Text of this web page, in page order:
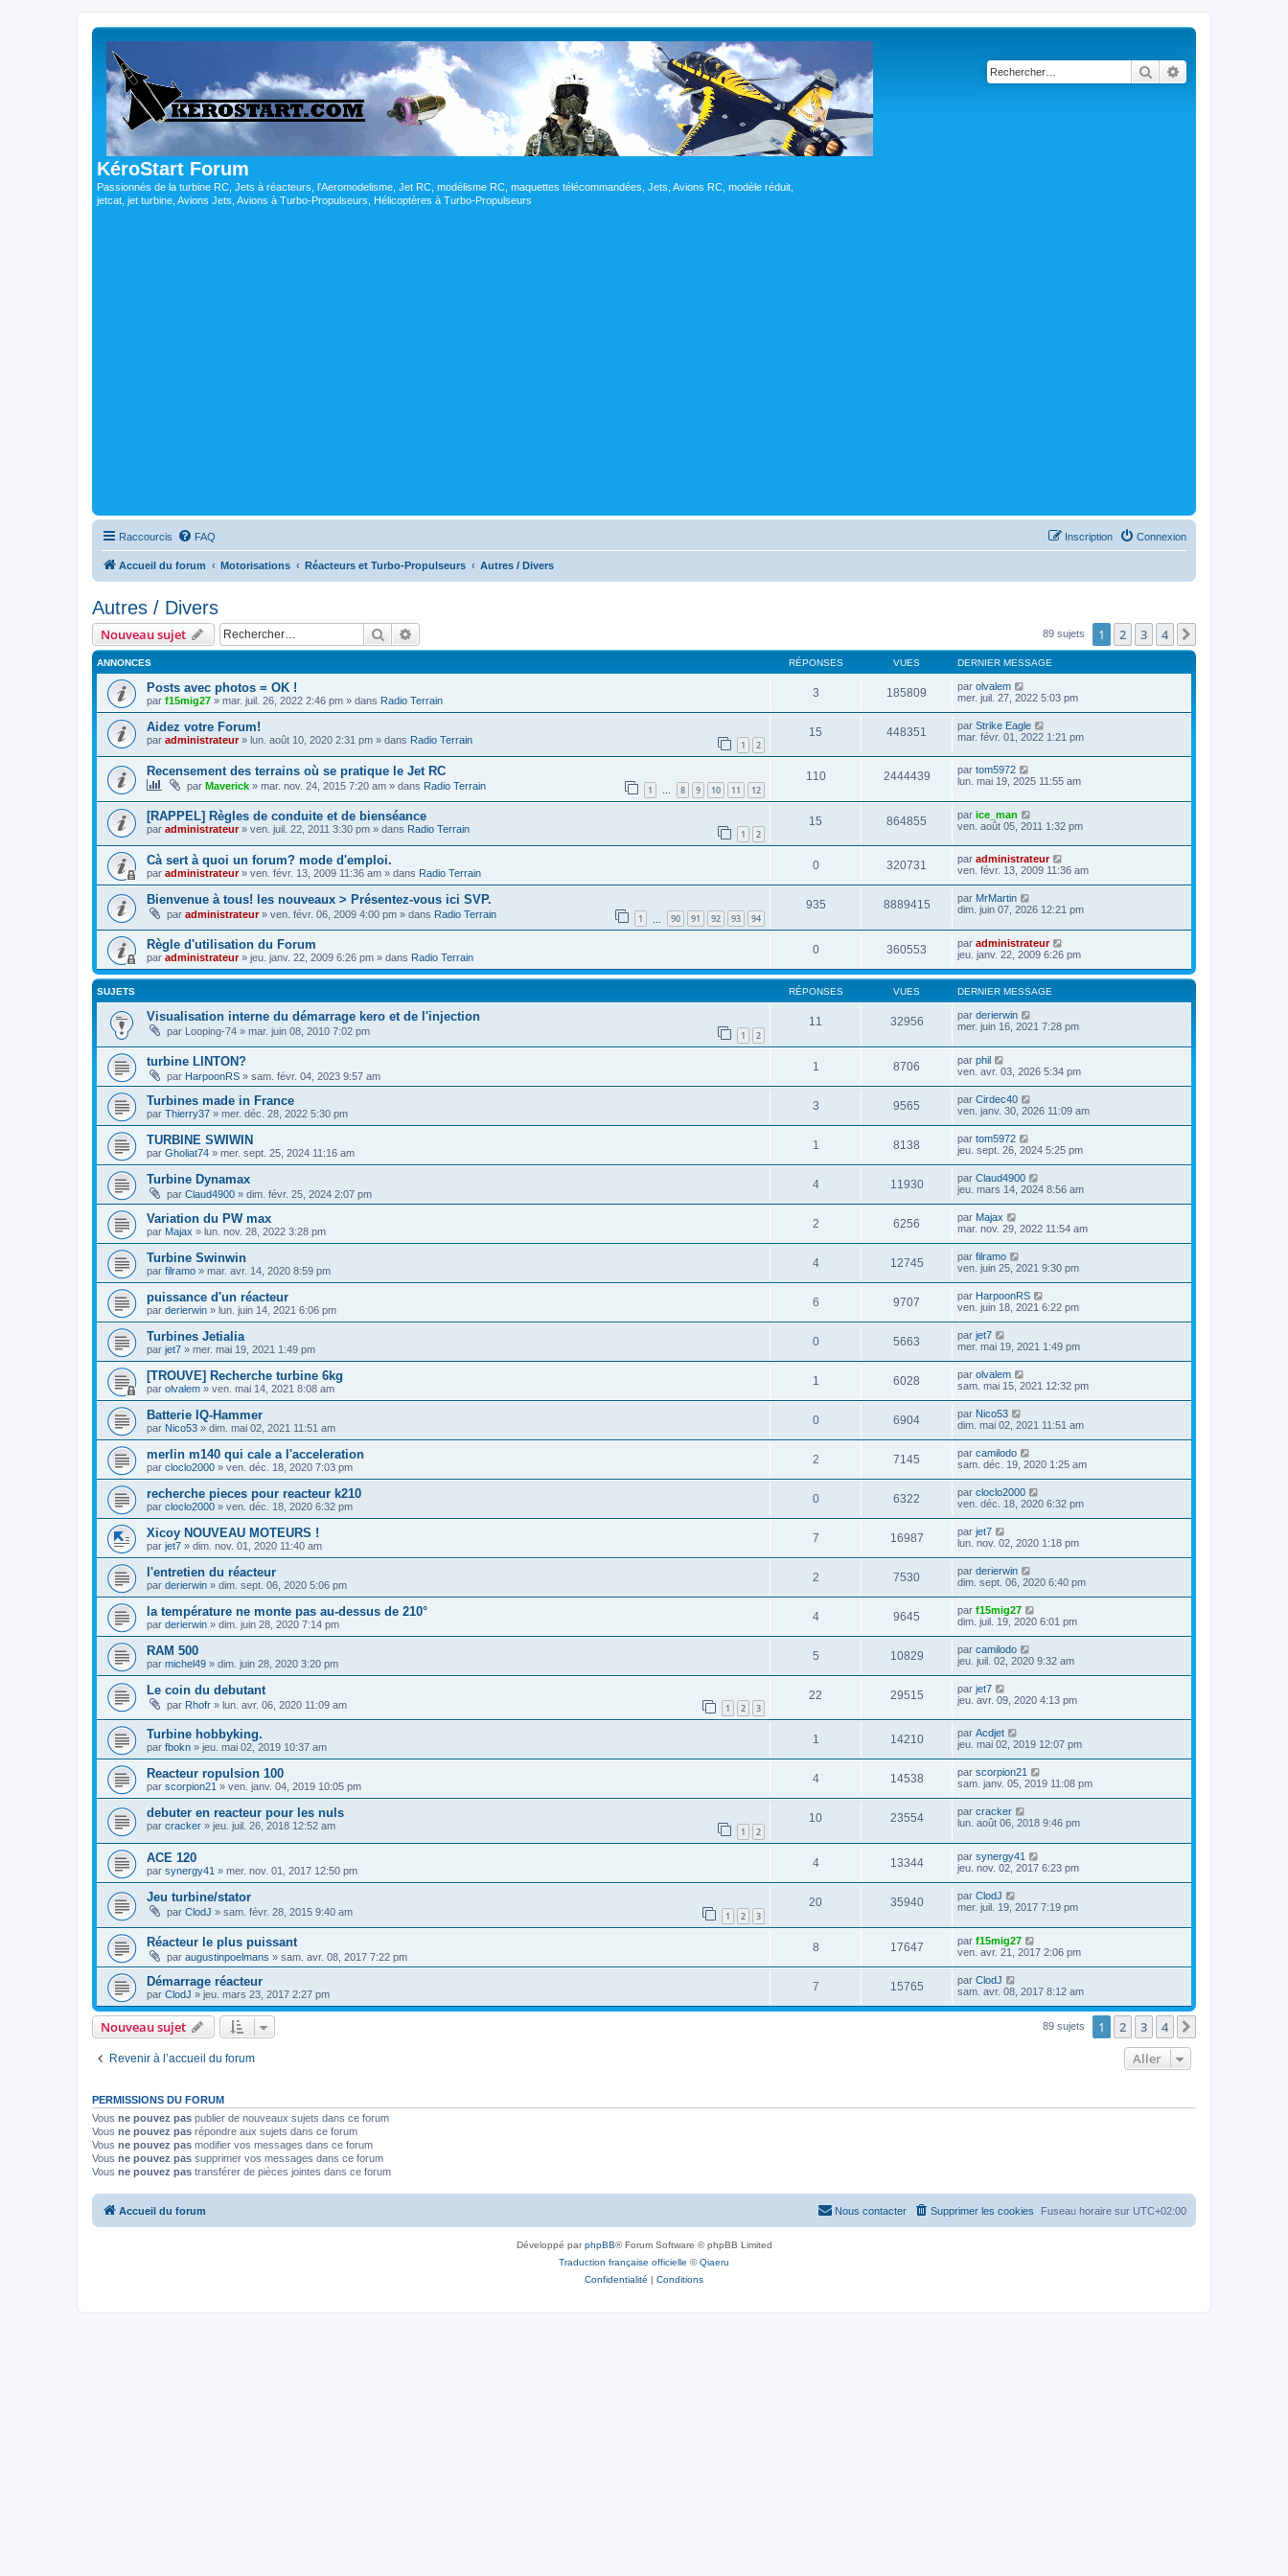
KéroStart Forum
Passionnés de la turbine RC, Jets à réacteurs, l'Aeromodelisme, Jet RC, modélisme RC, maquettes télécommandées, Jets, Avions RC, modèle réduit,
jetcat, jet turbine, Avions Jets, Avions à Turbo-Propulseurs, Hélicoptères à Turbo-Propulseurs
Rechercher
Raccourcis FAQ Connexion
Inscription
Accueil du forum Motorisations Réacteurs et Turbo-Propulseurs Autres / Divers
Autres / Divers
Nouveau sujet Rechercher 89 sujets 1 2 3 4
ANNONCES RÉPONSES VUES DERNIER MESSAGE
Posts avec photos = OK !
par f15mig27 » mar. juil. 26, 2022 2:46 pm » dans Radio Terrain
3 185809 par olvalem
mer. juil. 27, 2022 5:03 pm
Aidez votre Forum!
par administrateur» lun. août 10, 2020 2:31 pm » dans Radio Terrain 1 2
15 448351 par Strike Eagle
mar. févr. 01, 2022 1:21 pm
Recensement des terrains où se pratique le Jet RC
par Maverick » mar. nov. 24, 2015 7:20 am » dans Radio Terrain 1 … 8 9 10 11 12
110 2444439 par tom5972
lun. mai 19, 2025 11:55 am
[RAPPEL] Règles de conduite et de bienséance
par administrateur» ven. juil. 22, 2011 3:30 pm » dans Radio Terrain 1 2
15 864855 par ice_man
ven. août 05, 2011 1:32 pm
Cà sert à quoi un forum? mode d'emploi.
par administrateur» ven. févr. 13, 2009 11:36 am » dans Radio Terrain
0 320731 par administrateur
ven. févr. 13, 2009 11:36 am
Bienvenue à tous! les nouveaux > Présentez-vous ici SVP.
par administrateur» ven. févr. 06, 2009 4:00 pm » dans Radio Terrain 1 90 91 92 93 94
935 8889415 par MrMartin
dim. juin 07, 2026 12:21 pm
Règle d'utilisation du Forum
par administrateur» jeu. janv. 22, 2009 6:26 pm » dans Radio Terrain
0 360553 par administrateur
jeu. janv. 22, 2009 6:26 pm
SUJETS RÉPONSES VUES DERNIER MESSAGE
Visualisation interne du démarrage kero et de l'injection
par Looping-74 » mar. juin 08, 2010 7:02 pm 1 2
11 32956 par derierwin
mer. juin 16, 2021 7:28 pm
turbine LINTON?
par HarpoonRS » sam. févr. 04, 2023 9:57 am
1 8706 par phil
ven. avr. 03, 2026 5:34 pm
Turbines made in France
par Thierry37 » mer. déc. 28, 2022 5:30 pm
3 9565 par Cirdec40
ven. janv. 30, 2026 11:09 am
TURBINE SWIWIN
par Gholiat74 » mer. sept. 25, 2024 11:16 am
1 8138 par tom5972
jeu. sept. 26, 2024 5:25 pm
Turbine Dynamax
par Claud4900 » dim. févr. 25, 2024 2:07 pm
4 11930 par Claud4900
jeu. mars 14, 2024 8:56 am
Variation du PW max
par Majax » lun. nov. 28, 2022 3:28 pm
2 6256 par Majax
mar. nov. 29, 2022 11:54 am
Turbine Swinwin
par filramo » mar. avr. 14, 2020 8:59 pm
4 12745 par filramo
ven. juin 25, 2021 9:30 pm
puissance d'un réacteur
par derierwin » lun. juin 14, 2021 6:06 pm
6 9707 par HarpoonRS
ven. juin 18, 2021 6:22 pm
Turbines Jetialia
par jet7 » mer. mai 19, 2021 1:49 pm
0 5663 par jet7
mer. mai 19, 2021 1:49 pm
[TROUVE] Recherche turbine 6kg
par olvalem » ven. mai 14, 2021 8:08 am
1 6028 par olvalem
sam. mai 15, 2021 12:32 pm
Batterie IQ-Hammer
par Nico53 » dim. mai 02, 2021 11:51 am
0 6904 par Nico53
dim. mai 02, 2021 11:51 am
merlin m140 qui cale a l'acceleration
par cloclo2000 » ven. déc. 18, 2020 7:03 pm
2 7145 par camilodo
sam. déc. 19, 2020 1:25 am
recherche pieces pour reacteur k210
par cloclo2000 » ven. déc. 18, 2020 6:32 pm
0 6322 par cloclo2000
ven. déc. 18, 2020 6:32 pm
Xicoy NOUVEAU MOTEURS !
par jet7 » dim. nov. 01, 2020 11:40 am
7 16987 par jet7
lun. nov. 02, 2020 1:18 pm
l'entretien du réacteur
par derierwin » dim. sept. 06, 2020 5:06 pm
2 7530 par derierwin
dim. sept. 06, 2020 6:40 pm
la température ne monte pas au-dessus de 210°
par derierwin » dim. juin 28, 2020 7:14 pm
4 9645 par f15mig27
dim. juil. 19, 2020 6:01 pm
RAM 500
par michel49 » dim. juin 28, 2020 3:20 pm
5 10829 par camilodo
jeu. juil. 02, 2020 9:32 am
Le coin du debutant
par Rhofr » lun. avr. 06, 2020 11:09 am 1 2 3
22 29515 par jet7
jeu. avr. 09, 2020 4:13 pm
Turbine hobbyking.
par fbokn » jeu. mai 02, 2019 10:37 am
1 14210 par Acdjet
jeu. mai 02, 2019 12:07 pm
Reacteur ropulsion 100
par scorpion21 » ven. janv. 04, 2019 10:05 pm
4 14538 par scorpion21
sam. janv. 05, 2019 11:08 pm
debuter en reacteur pour les nuls
par cracker » jeu. juil. 26, 2018 12:52 am 1 2
10 23554 par cracker
lun. août 06, 2018 9:46 pm
ACE 120
par synergy41 » mer. nov. 01, 2017 12:50 pm
4 13344 par synergy41
jeu. nov. 02, 2017 6:23 pm
Jeu turbine/stator
par ClodJ » sam. févr. 28, 2015 9:40 am 1 2 3
20 35940 par ClodJ
mer. juil. 19, 2017 7:19 pm
Réacteur le plus puissant
par augustinpoelmans » sam. avr. 08, 2017 7:22 pm
8 17647 par f15mig27
ven. avr. 21, 2017 2:06 pm
Démarrage réacteur
par ClodJ » jeu. mars 23, 2017 2:27 pm
7 15765 par ClodJ
sam. avr. 08, 2017 8:12 am
Nouveau sujet 89 sujets 1 2 3 4
Revenir à l’accueil du forum Aller
PERMISSIONS DU FORUM
Vous ne pouvez pas publier de nouveaux sujets dans ce forum
Vous ne pouvez pas répondre aux sujets dans ce forum
Vous ne pouvez pas modifier vos messages dans ce forum
Vous ne pouvez pas supprimer vos messages dans ce forum
Vous ne pouvez pas transférer de pièces jointes dans ce forum
Accueil du forum Fuseau horaire sur UTC+02:00
Supprimer les cookies
Nous contacter
Développé parphpBB® Forum Software © phpBB Limited
Traduction française officielle ©Qiaeru
Confidentialité | Conditions